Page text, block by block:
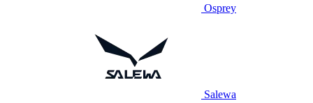
Osprey
Salewa